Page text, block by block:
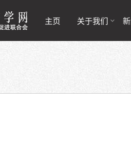
主页 关于我们